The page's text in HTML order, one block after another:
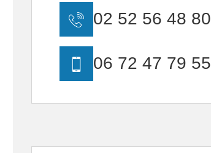
02 52 56 48 80
06 72 47 79 55